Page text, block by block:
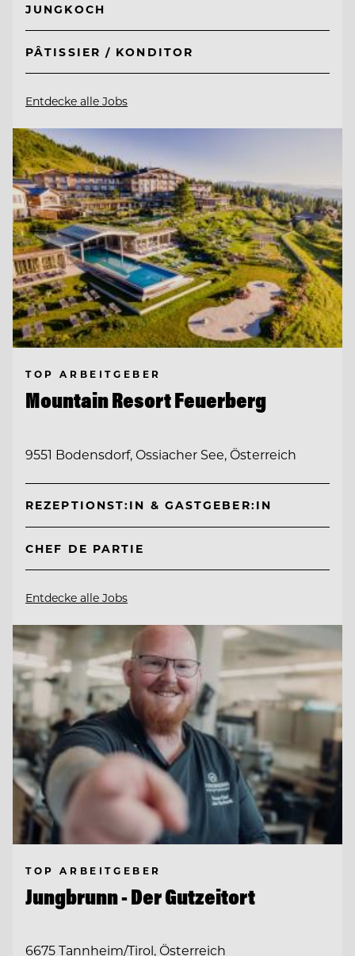
JUNGKOCH
PÂTISSIER / KONDITOR
Entdecke alle Jobs
TOP ARBEITGEBER
Mountain Resort Feuerberg
9551 Bodensdorf, Ossiacher See, Österreich
REZEPTIONST:IN & GASTGEBER:IN
CHEF DE PARTIE
Entdecke alle Jobs
TOP ARBEITGEBER
Jungbrunn - Der Gutzeitort
6675 Tannheim/Tirol, Österreich